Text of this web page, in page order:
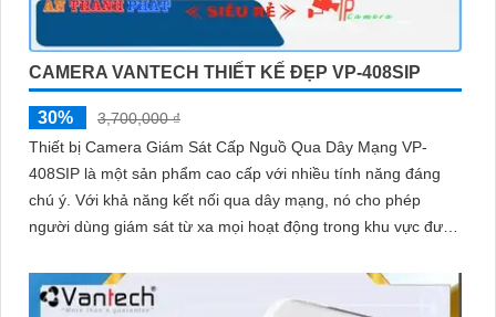
CAMERA VANTECH THIẾT KẾ ĐẸP VP-408SIP
30%
3,700,000 ₫
Thiết bị Camera Giám Sát Cấp Nguồ Qua Dây Mạng VP-
408SIP là một sản phẩm cao cấp với nhiều tính năng đáng
chú ý. Với khả năng kết nối qua dây mạng, nó cho phép
người dùng giám sát từ xa mọi hoạt động trong khu vực được